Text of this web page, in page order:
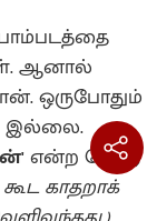
ஆனால்
ஒருபோதும்
இல்லை.
என்ற பெயர்
காதறாக்